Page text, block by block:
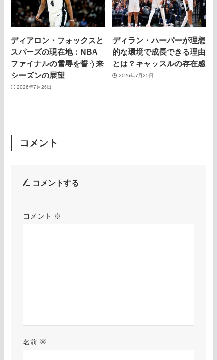
ディアロン・フォックスと
スパーズの現在地：NBA
ファイナルの雪辱を誓う来
シーズンの展望
2026年7月26日
ディラン・ハーパーが理想
的な環境で成長できる理由
とは？キャッスルの存在感
2026年7月25日
コメント
コメントする
コメント ※
名前 ※